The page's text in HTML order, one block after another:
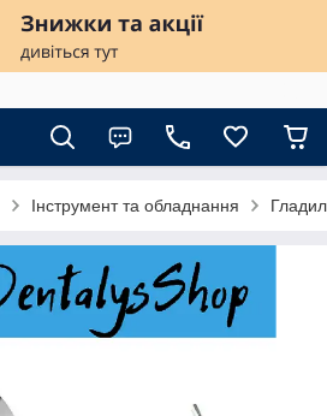
Інструмент та обладнання